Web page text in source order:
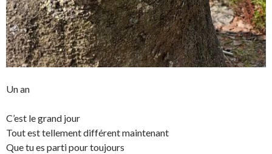
Un an
C’est le grand jour
Tout est tellement différent maintenant
Que tu es parti pour toujours